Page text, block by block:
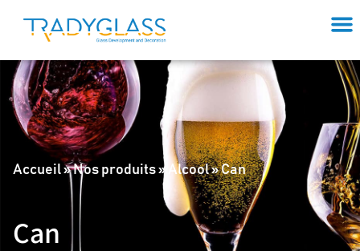
Accueil»Nos produits» Alcool»Can
Can